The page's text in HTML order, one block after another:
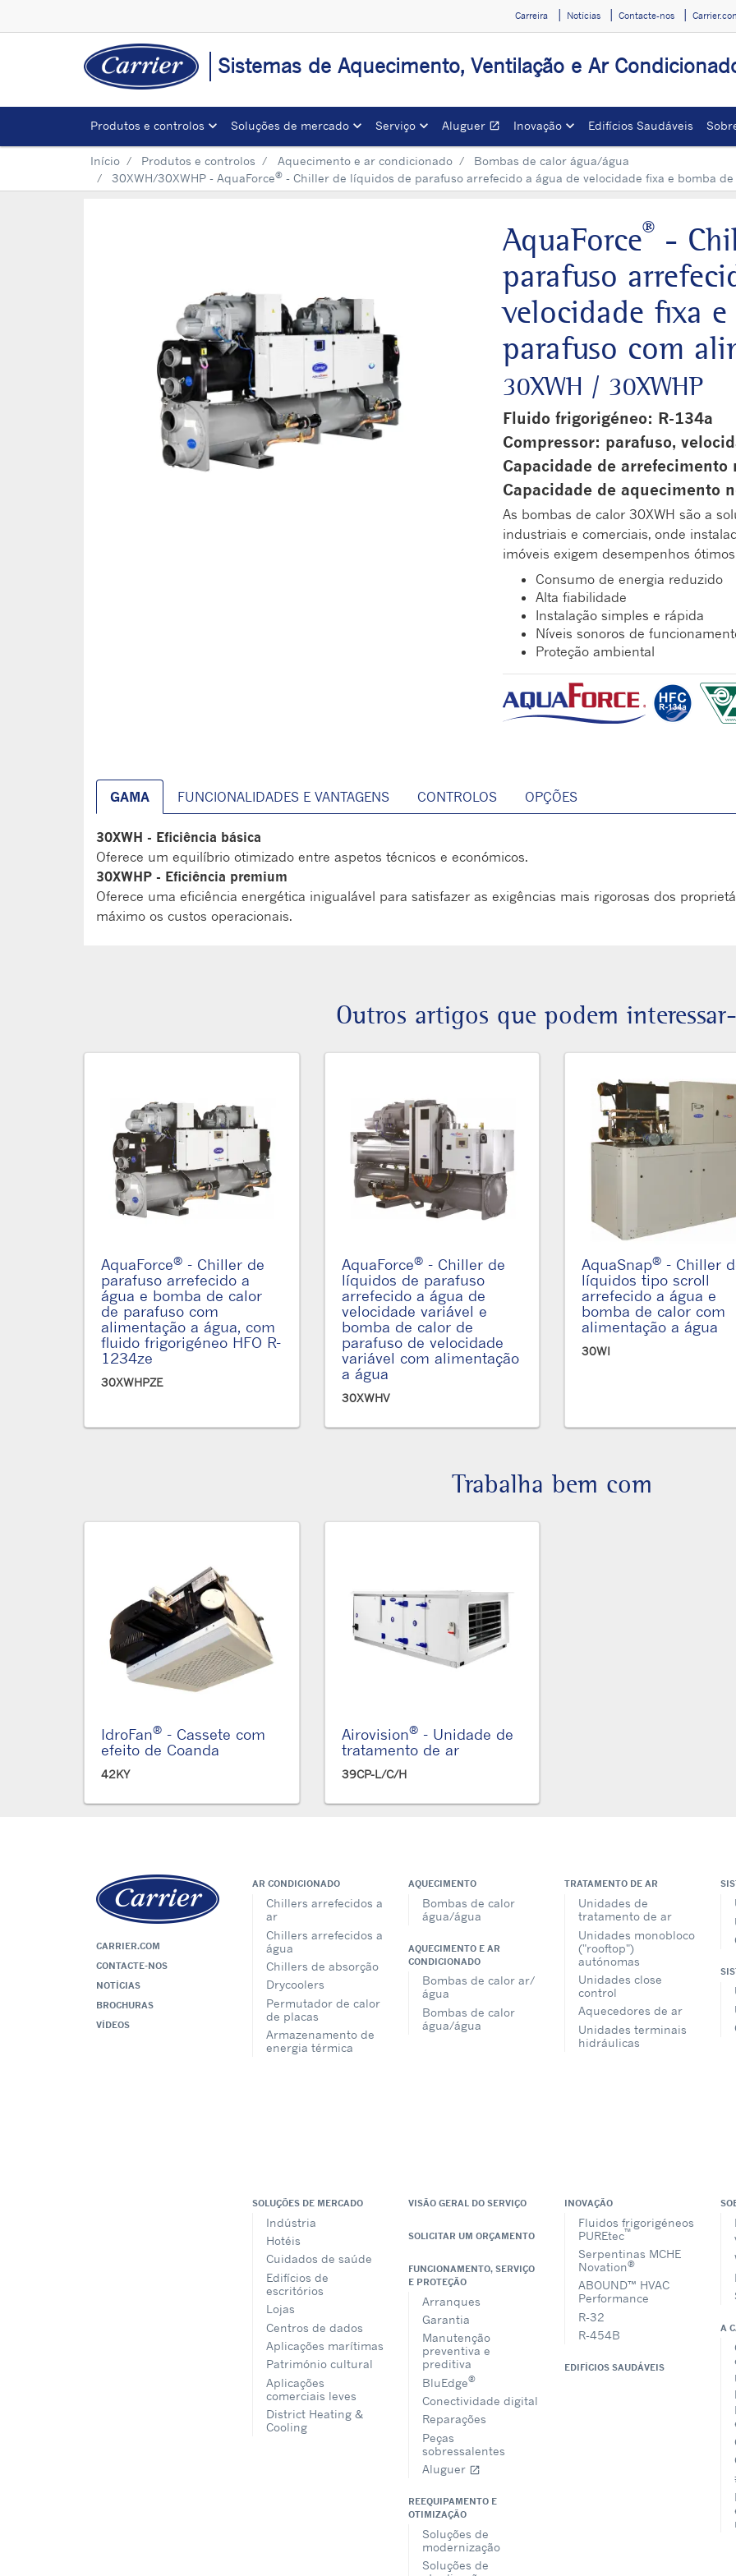
Carreira Notícias Contacte-nos
Sistemas de Aquecimento, Ventilação e Ar
Produtos e controlos Soluções de mercado Serviço Aluguer open_in_newOpens in a new window
Inovação Edifícios Saudáveis
Início Produtos e controlos Aquecimento e ar condicionado
Bombas de calor água/água
30XWH/30XWHP - AquaForce® - Chiller de líquidos de parafuso arrefecido a água de velocidade fixa e bomba
AquaForce® -
parafuso
velocidade fixa
parafuso com
30XWH / 30XWHP
Fluido frigorigéneo: R-134a
Compressor: parafuso,
Capacidade de
Capacidade de aquecimento
As bombas de calor 30XWH são a
industriais e comerciais, onde
imóveis exigem desempenhos
Consumo de energia reduzido
Alta fiabilidade
Instalação simples e rápida
Níveis sonoros de
Proteção ambiental
GAMA FUNCIONALIDADES E VANTAGENS CONTROLOS OPÇÕES
30XWH - Eficiência básica
Oferece um equilíbrio otimizado entre aspetos técnicos e económicos.
30XWHP - Eficiência premium
Oferece uma eficiência energética inigualável para satisfazer as exigências mais rigorosas dos
máximo os custos operacionais.
Outros artigos que podem
AquaForce® - Chiller de
parafuso arrefecido a
água e bomba de calor
de parafuso com
alimentação a água, com
fluido frigorigéneo HFO R-
1234ze
30XWHPZE
AquaForce®- Chiller de
líquidos de parafuso
arrefecido a água de
velocidade variável e
bomba de calor de
parafuso de velocidade
variável com alimentação
a água
30XWHV
AquaSnap® - Chiller
líquidos tipo scroll
arrefecido a água e
bomba de calor com
alimentação a água
30WI
Trabalha bem com
IdroFan® - Cassete com
efeito de Coanda
42KY
Airovision®- Unidade de
tratamento de ar
39CP-L/C/H
CARRIER.COM
CONTACTE-NOS
NOTÍCIAS
BROCHURAS
VÍDEOS
AR CONDICIONADO
Chillers arrefecidos a
ar
Chillers arrefecidos a
água
Chillers de absorção
Drycoolers
Permutador de calor
de placas
Armazenamento de
energia térmica
AQUECIMENTO
Bombas de calor
água/água
AQUECIMENTO E AR
CONDICIONADO
Bombas de calor ar/
água
Bombas de calor
água/água
TRATAMENTO DE AR
Unidades de
tratamento de ar
Unidades monobloco
("rooftop")
autónomas
Unidades close
control
Aquecedores de ar
Unidades terminais
hidráulicas
SOLUÇÕES DE MERCADO
Indústria
Hotéis
Cuidados de saúde
Edifícios de
escritórios
Lojas
Centros de dados
Aplicações marítimas
Património cultural
Aplicações
comerciais leves
District Heating &
Cooling
VISÃO GERAL DO SERVIÇO
SOLICITAR UM ORÇAMENTO
FUNCIONAMENTO, SERVIÇO
E PROTEÇÃO
Arranques
Garantia
Manutenção
preventiva e
preditiva
BluEdge®
Conectividade digital
Reparações
Peças
sobressalentes
Aluguer open_in_new
REEQUIPAMENTO E
OTIMIZAÇÃO
Soluções de
modernização
Soluções de
INOVAÇÃO
Fluidos frigorigéneos
PUREtec™
Serpentinas MCHE
Novation®
ABOUND™ HVAC
Performance
R-32
R-454B
EDIFÍCIOS SAUDÁVEIS
A